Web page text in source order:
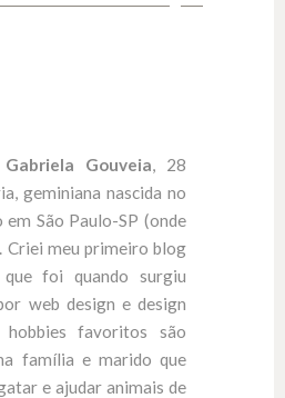
Gabriela Gouveia, 28
geminiana nascida no
em São Paulo-SP (onde
Criei meu primeiro blog
foi quando surgiu
web design e design
hobbies favoritos são
família e marido que
e ajudar animais de